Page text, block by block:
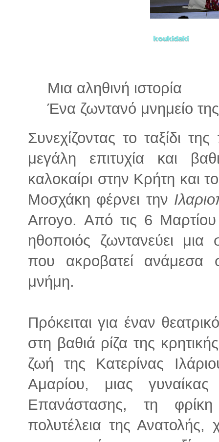
Μια αληθινή ιστορία
Ένα ζωντανό μνημείο
Συνεχίζοντας το ταξίδι
μεγάλη επιτυχία και
καλοκαίρι στην Κρήτη και
Μοσχάκη φέρνει την
Arroyo. Από τις 6
ηθοποιός ζωντανεύει μια
που ακροβατεί ανάμεσα
μνήμη.
Πρόκειται για έναν
στη βαθιά ρίζα της
ζωή της Κατερίνας
Αμαρίου, μιας
Επανάστασης, τη
πολυτέλεια της Ανατολής,